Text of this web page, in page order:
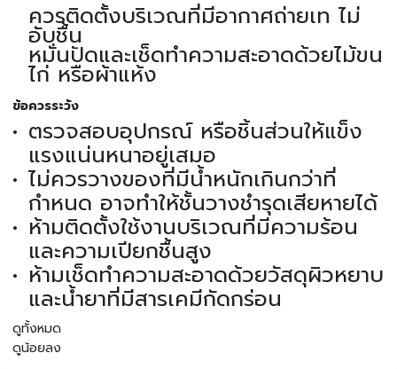
ควรติดตั้งบริเวณที่มีอากาศถ่ายเท ไม่
อับชื้น
หมั่นปัดและเช็ดทำความสะอาดด้วยไม้ขน
ไก่ หรือผ้าแห้ง
ข้อควรระวัง
ตรวจสอบอุปกรณ์ หรือชิ้นส่วนให้แข็ง
แรงแน่นหนาอยู่เสมอ
ไม่ควรวางของที่มีน้ำหนักเกินกว่าที่
กำหนด อาจทำให้ชั้นวางชำรุดเสียหายได้
ห้ามติดตั้งใช้งานบริเวณที่มีความร้อน
และความเปียกชื้นสูง
ห้ามเช็ดทำความสะอาดด้วยวัสดุผิวหยาบ
และน้ำยาที่มีสารเคมีกัดกร่อน
ดูทั้งหมด
ดูน้อยลง